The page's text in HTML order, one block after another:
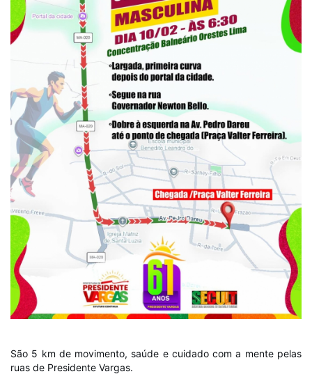
São 5 km de movimento, saúde e cuidado com a mente pelas
ruas de Presidente Vargas.